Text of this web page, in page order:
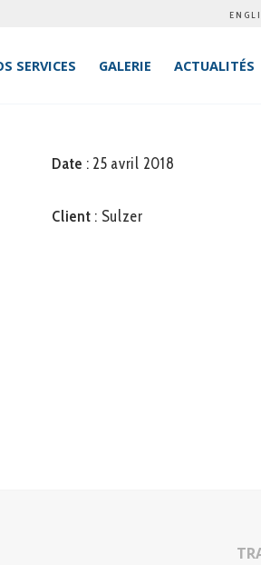
SERVICES GALERIE ACTUALITÉS
Date : 25 avril 2018
Client : Sulzer